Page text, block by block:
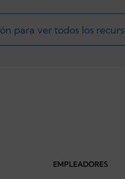
para ver todos los
EMPLEADORES